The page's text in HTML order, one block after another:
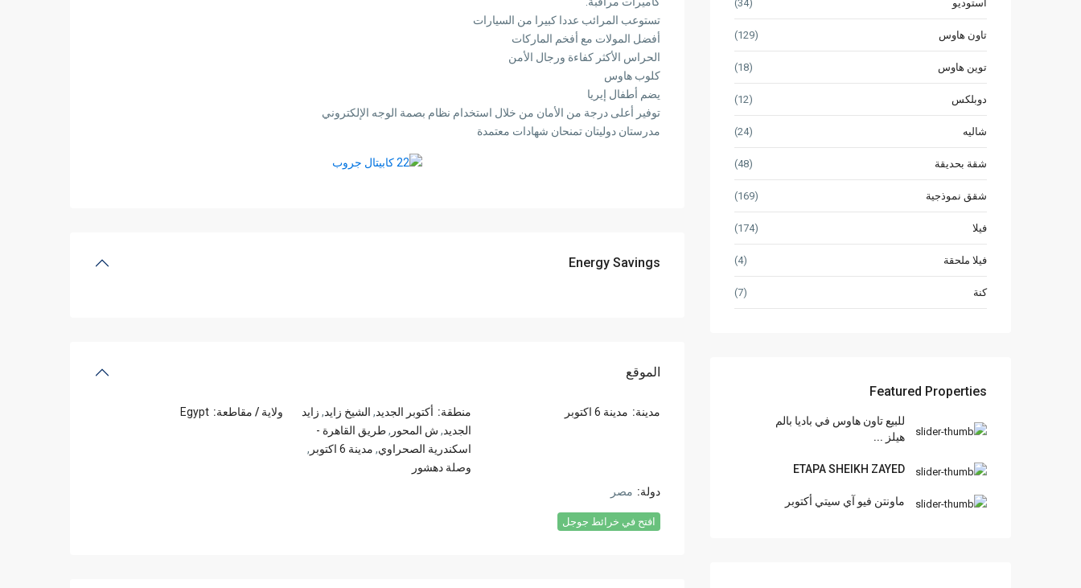
تستوعب المرائب عددا كبيرا من السيارات
أفضل المولات مع أفخم الماركات
الحراس الأكثر كفاءة ورجال الأمن
كلوب هاوس
يضم أطفال إيريا
توفير أعلى درجة من الأمان من خلال استخدام نظام بصمة الوجه الإلكتروني
مدرستان دوليتان تمنحان شهادات معتمدة
Energy Savings
الموقع
مدينة: مدينة 6 اكتوبر منطقة: أكتوبر الجديد, الشيخ زايد, زايد
الجديد, ش المحور ,طريق القاهرة -
اسكندرية الصحراوي, مدينة 6 اكتوبر
,
وصلة دهشور
ولاية / مقاطعة: Egypt
دولة: مصر
افتح في خرائط جوجل
استوديو (34)
تاون هاوس (129)
توين هاوس (18)
دوبلكس (12)
شاليه (24)
شقة بحديقة (48)
شقق نموذجية (169)
فيلا (174)
فيلا ملحقة (4)
كنة (7)
Featured Properties
للبيع تاون هاوس في باديا بالم
هيلز ...
ETAPA SHEIKH ZAYED
ماونتن فيو آي سيتي أكتوبر